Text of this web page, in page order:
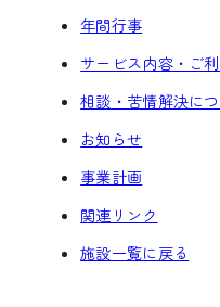
年間行事
サービス内容・ご
相談・苦情解決に
お知らせ
事業計画
関連リンク
施設一覧に戻る